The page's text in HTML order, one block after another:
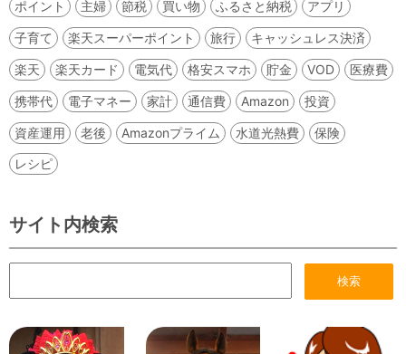
ポイント 主婦 節税 買い物 ふるさと納税 アプリ
子育て 楽天スーパーポイント 旅行 キャッシュレス決済
楽天 楽天カード 電気代 格安スマホ 貯金 VOD 医療費
携帯代 電子マネー 家計 通信費 Amazon 投資
資産運用 老後 Amazonプライム 水道光熱費
保険
レシピ
サイト内検索